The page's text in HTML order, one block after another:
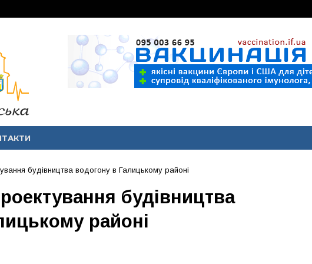
будівництва водогону в Галицькому районі
будівництва
районі